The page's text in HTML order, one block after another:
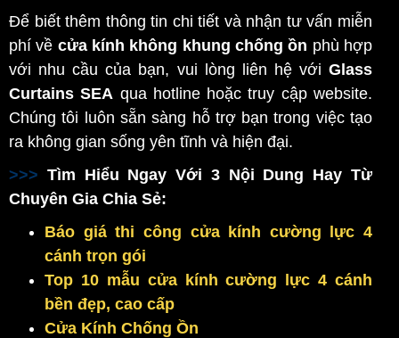
Để biết thêm thông tin chi tiết và nhận tư vấn miễn
phí về cửa kính không khung chống ồn phù hợp
với nhu cầu của bạn, vui lòng liên hệ với Glass
Curtains SEA qua hotline hoặc truy cập website.
Chúng tôi luôn sẵn sàng hỗ trợ bạn trong việc tạo
ra không gian sống yên tĩnh và hiện đại.
>>> Tìm Hiểu Ngay Với 3 Nội Dung Hay Từ
Chuyên Gia Chia Sẻ:
Báo giá thi công cửa kính cường lực 4
cánh trọn gói
Top 10 mẫu cửa kính cường lực 4 cánh
bền đẹp, cao cấp
Cửa Kính Chống Ồn